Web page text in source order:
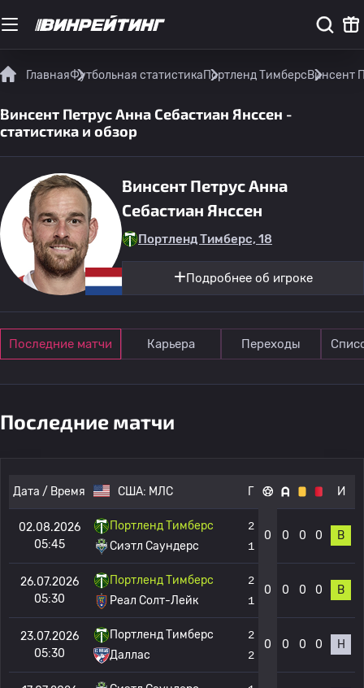
ГлавнаяФутбольная статистикаПортленд ТимберсВинсент
Винсент Петрус Анна Себастиан Янссен -
статистика и обзор
Винсент Петрус Анна
Себастиан Янссен
Портленд Тимберс, 18
Подробнее об игроке
Последние матчи Карьера Переходы
Последние матчи
Дата / Время США: МЛС Г И
02.08.2026
05:45
Портленд Тимберс
Сиэтл Саундерс
2
1
0 0 0 0 В
26.07.2026
05:30
Портленд Тимберс
Реал Солт-Лейк
2
1
0 0 0 0 В
23.07.2026
05:30
Портленд Тимберс
Даллас
2
2
0 0 0 0 Н